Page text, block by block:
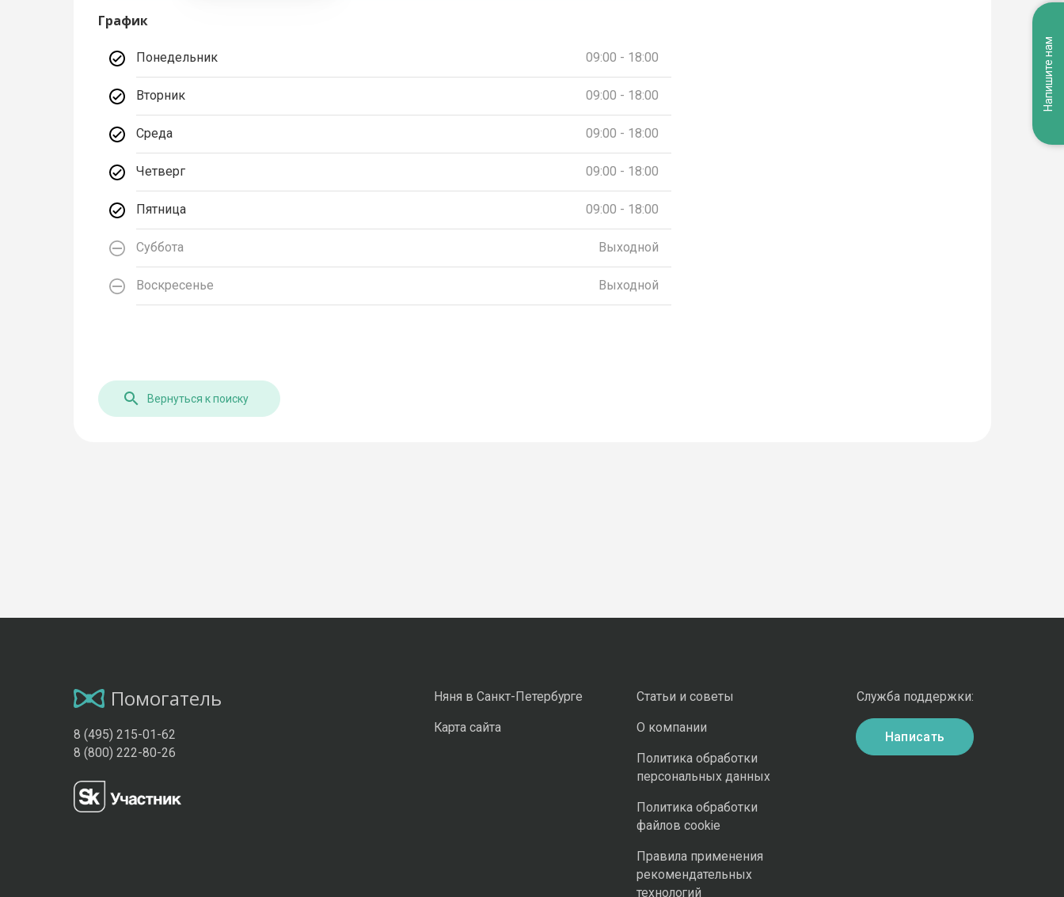
График
Понедельник 09:00 - 18:00
Вторник 09:00 - 18:00
Среда 09:00 - 18:00
Четверг 09:00 - 18:00
Пятница 09:00 - 18:00
Суббота Выходной
Воскресенье Выходной
Вернуться к поиску
Помогатель
8 (495) 215-01-62
8 (800) 222-80-26
Няня в Санкт-Петербурге
Карта сайта
Статьи и советы
О компании
Политика обработки
персональных данных
Политика обработки
файлов cookie
Правила применения
рекомендательных
технологий
Служба поддержки:
Написать
Напишите нам